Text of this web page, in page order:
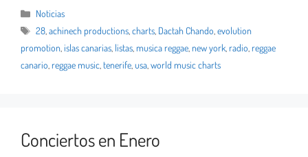
Noticias
28,achinech productions,charts, Dactah Chando,evolution
promotion,islas canarias, listas,musica reggae,new york,radio,reggae
canario,reggae music,tenerife,usa,world music charts
Conciertos en Enero